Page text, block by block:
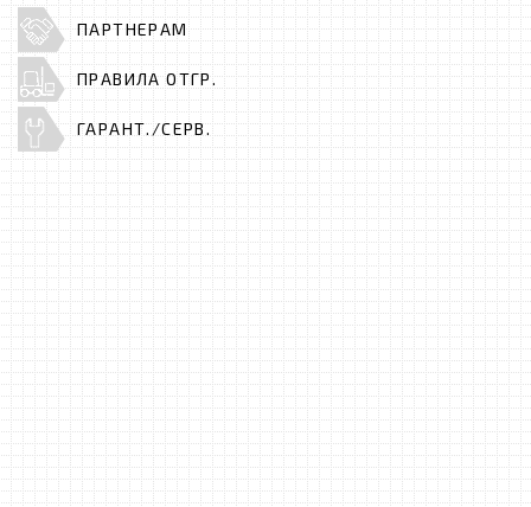
ПАРТНЕРАМ
ПРАВИЛА ОТГР.
ГАРАНТ./СЕРВ.